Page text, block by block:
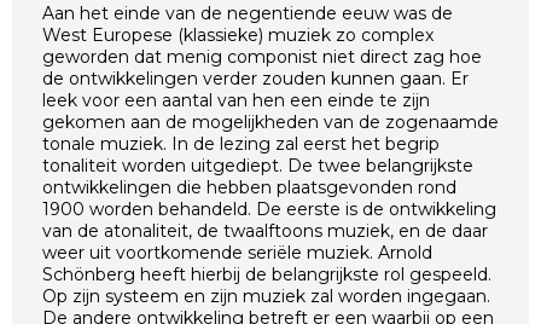
Aan het einde van de negentiende eeuw was de
West Europese (klassieke) muziek zo complex
geworden dat menig componist niet direct zag hoe
de ontwikkelingen verder zouden kunnen gaan. Er
leek voor een aantal van hen een einde te zijn
gekomen aan de mogelijkheden van de zogenaamde
tonale muziek. In de lezing zal eerst het begrip
tonaliteit worden uitgediept. De twee belangrijkste
ontwikkelingen die hebben plaatsgevonden rond
1900 worden behandeld. De eerste is de ontwikkeling
van de atonaliteit, de twaalftoons muziek, en de daar
weer uit voortkomende seriële muziek. Arnold
Schönberg heeft hierbij de belangrijkste rol gespeeld.
Op zijn systeem en zijn muziek zal worden ingegaan.
De andere ontwikkeling betreft er een waarbij op een